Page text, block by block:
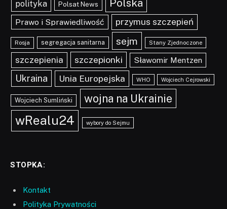
polityka Polsat News Polska
Prawo i Sprawiedliwość przymus szczepień
Rosja segregacja sanitarna sejm Stany Zjednoczone
szczepienia szczepionki Sławomir Mentzen
Ukraina Unia Europejska WHO Wojciech Cejrowski
Wojciech Sumliński wojna na Ukrainie
wRealu24 wybory do Sejmu
STOPKA:
Kontakt
Polityka Prywatności